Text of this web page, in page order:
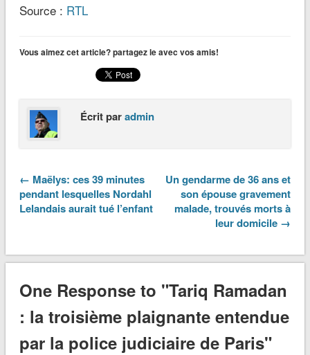
Source : RTL
Vous aimez cet article? partagez le avec vos amis!
Écrit paradmin
← Maëlys: ces 39 minutes
pendant lesquelles Nordahl
Lelandais aurait tué l’enfant
Un gendarme de 36 ans et
son épouse gravement
malade, trouvés morts à
leur domicile →
One Response to "Tariq Ramadan
: la troisième plaignante entendue
par la police judiciaire de Paris"